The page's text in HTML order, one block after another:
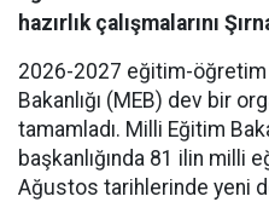
hazırlık çalışmalarını
​2026-2027 eğitim-öğretim
Bakanlığı (MEB) dev bir
tamamladı. Milli Eğitim
başkanlığında 81 ilin milli
Ağustos tarihlerinde yeni